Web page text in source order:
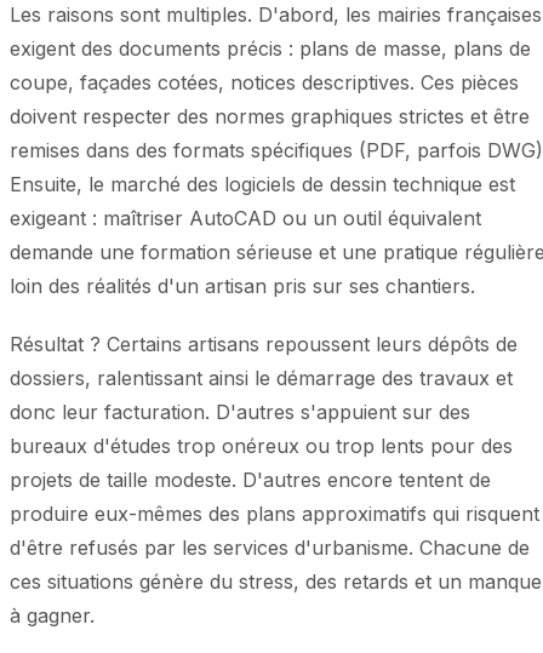
Les raisons sont multiples. D'abord, les mairies françaises
exigent des documents précis : plans de masse, plans de
coupe, façades cotées, notices descriptives. Ces pièces
doivent respecter des normes graphiques strictes et être
remises dans des formats spécifiques (PDF, parfois
Ensuite, le marché des logiciels de dessin technique est
exigeant : maîtriser AutoCAD ou un outil équivalent
demande une formation sérieuse et une pratique
loin des réalités d'un artisan pris sur ses chantiers.
Résultat ? Certains artisans repoussent leurs dépôts de
dossiers, ralentissant ainsi le démarrage des travaux et
donc leur facturation. D'autres s'appuient sur des
bureaux d'études trop onéreux ou trop lents pour des
projets de taille modeste. D'autres encore tentent de
produire eux-mêmes des plans approximatifs qui risquent
d'être refusés par les services d'urbanisme. Chacune de
ces situations génère du stress, des retards et un manque
à gagner.